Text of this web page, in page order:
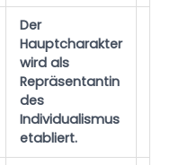
Der
Hauptcharakter
wird als
Repräsentantin
des
Individualismus
etabliert.